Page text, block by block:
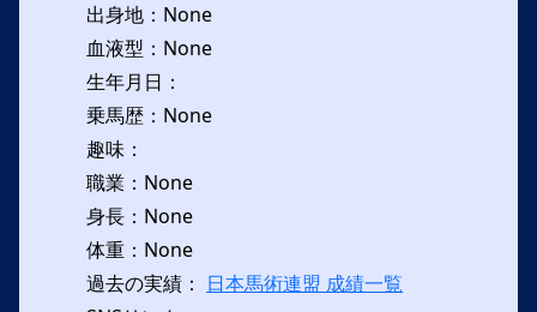
出身地：None
血液型：None
生年月日：
乗馬歴：None
趣味：
職業：None
身長：None
体重：None
過去の実績： 日本馬術連盟 成績一覧